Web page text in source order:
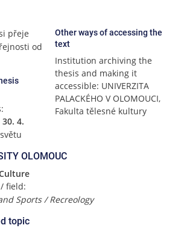
přeje
od
30. 4.
Other ways of accessing the
text
Institution archiving the
thesis and making it
accessible: UNIVERZITA
PALACKÉHO V OLOMOUCI,
Fakulta tělesné kultury
OLOMOUC
field:
Sports / Recreology
topic